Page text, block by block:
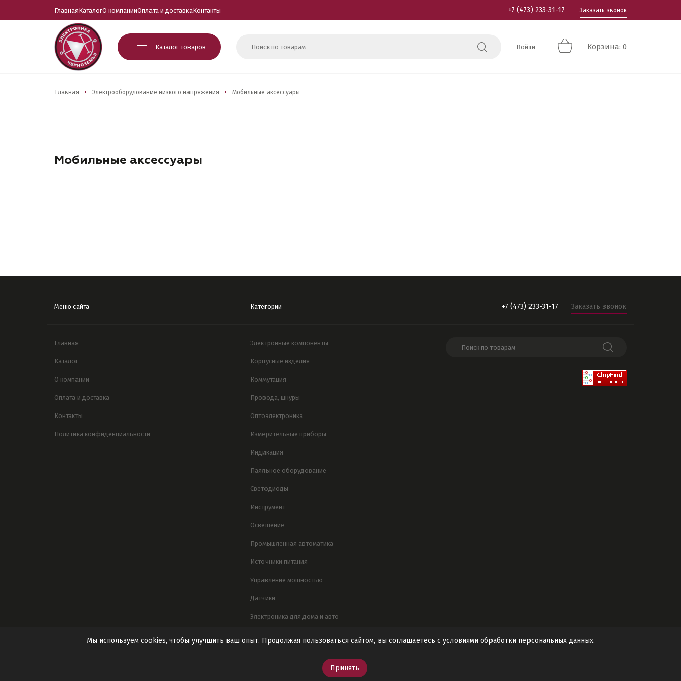
ГлавнаяКаталогО компанииОплата и доставкаКонтакты +7 (473) 233-31-17 Заказать звонок
Каталог товаров Войти Корзина: 0
Главная Электрооборудование низкого напряжения Мобильные аксессуары
Мобильные аксессуары
Мы используем cookies, чтобы улучшить ваш опыт. Продолжая пользоваться сайтом, вы соглашаетесь с условиями обработки персональных данных.
Принять
Меню сайта Категории +7 (473) 233-31-17 Заказать звонок
Главная
Каталог
О компании
Оплата и доставка
Контакты
Политика конфиденциальности
Электронные компоненты
Корпусные изделия
Коммутация
Провода, шнуры
Оптоэлектроника
Измерительные приборы
Индикация
Паяльное оборудование
Светодиоды
Инструмент
Освещение
Промышленная автоматика
Источники питания
Управление мощностью
Датчики
Электроника для дома и авто